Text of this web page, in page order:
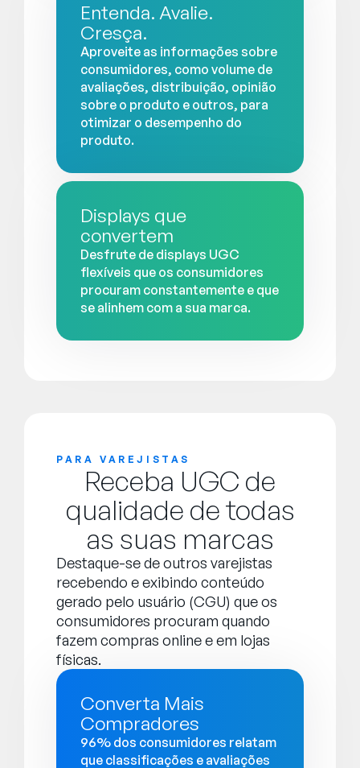
Entenda. Avalie.
Cresça.
Aproveite as informações sobre
consumidores, como volume de
avaliações, distribuição, opinião
sobre o produto e outros, para
otimizar o desempenho do
produto.
Displays que
convertem
Desfrute de displays UGC
flexíveis que os consumidores
procuram constantemente e que
se alinhem com a sua marca.
PARA VAREJISTAS
Receba UGC de
qualidade de todas
as suas marcas
Destaque-se de outros varejistas
recebendo e exibindo conteúdo
gerado pelo usuário (CGU) que os
consumidores procuram quando
fazem compras online e em lojas
físicas.
Converta Mais
Compradores
96% dos consumidores relatam
que classificações e avaliações